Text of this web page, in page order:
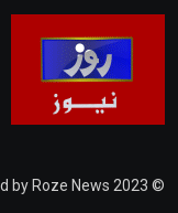
© 2023 Roze News. All Rights Reserved by Roze News